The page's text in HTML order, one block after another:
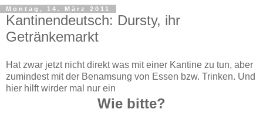
Montag, 14. März 2011
Kantinendeutsch: Dursty, ihr
Getränkemarkt
Hat zwar jetzt nicht direkt was mit einer Kantine zu tun, aber
zumindest mit der Benamsung von Essen bzw. Trinken. Und
hier hilft wirder mal nur ein
Wie bitte?